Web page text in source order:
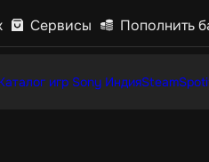
Сервисы Пополнить
игр Sony ИндияSteam